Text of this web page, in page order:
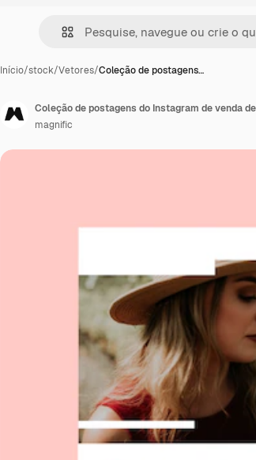
Início/stock/Vetores/Coleção de postagens…
Coleção de postagens do Instagram de venda
magnific